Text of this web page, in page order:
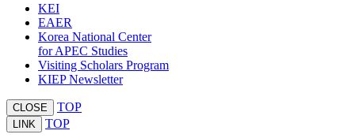
KEI
EAER
Korea National Center
for APEC Studies
Visiting Scholars Program
KIEP Newsletter
CLOSE TOP
LINK TOP